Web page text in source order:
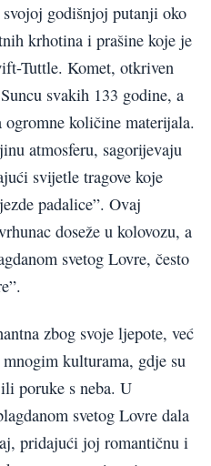
godišnjoj putanji oko
krhotina i prašine koje je
Tuttle. Komet, otkriven
svakih 133 godine, a
količine materijala.
atmosferu, sagorijevaju
svijetle tragove koje
padalice”. Ovaj
doseže u kolovozu, a
svetog Lovre, često
zbog svoje ljepote, već
kulturama, gdje su
poruke s neba. U
svetog Lovre dala
pridajući joj romantičnu i